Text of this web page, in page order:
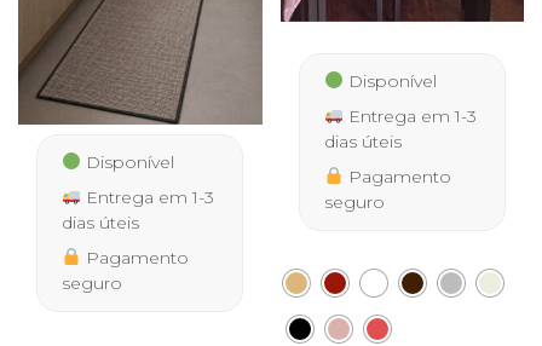
Disponível
Entrega em 1-3
dias úteis
Pagamento
seguro
Disponível
Entrega em 1-3
dias úteis
Pagamento
seguro